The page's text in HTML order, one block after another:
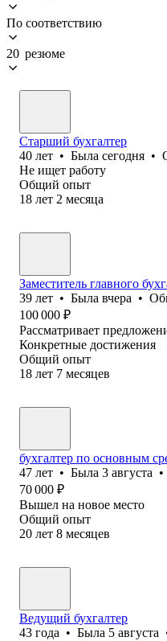
По соответствию
20 резюме
Старший бухгалтер
40 лет • Была сегодня •
Не ищет работу
Общий опыт
18 лет 2 месяца
Заместитель главного
39 лет • Была вчера •
100 000 ₽
Рассматривает
Конкретные достижения
Общий опыт
18 лет 7 месяцев
бухгалтер по основным
47 лет • Была 3 августа •
70 000 ₽
Вышел на новое место
Общий опыт
20 лет 8 месяцев
Ведущий бухгалтер
43 года • Была 5 августа